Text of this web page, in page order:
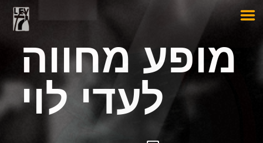
מופע מחווה
לעדי לוי